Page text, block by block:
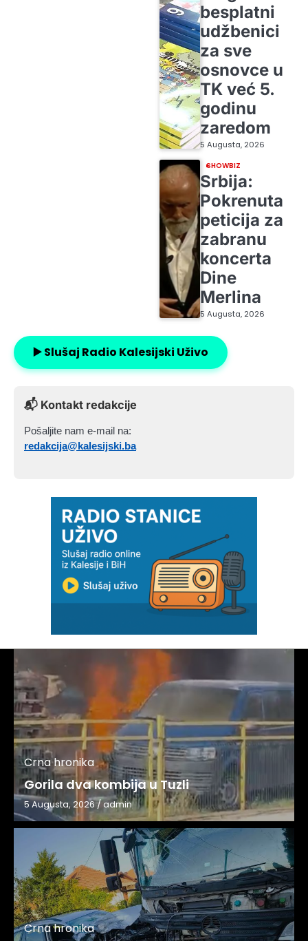
besplatni
udžbenici
za sve
osnovce u
TK već 5.
godinu
zaredom
5 Augusta, 2026
SHOWBIZ
Srbija:
Pokrenuta
peticija za
zabranu
koncerta
Dine
Merlina
5 Augusta, 2026
▶️ Slušaj Radio Kalesijski Uživo
📬 Kontakt redakcije
Pošaljite nam e-mail na:
redakcija@kalesijski.ba
Crna hronika
Gorila dva kombija u Tuzli
5 Augusta, 2026/admin
Crna hronika